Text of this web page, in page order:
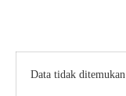
Data tidak ditemukan